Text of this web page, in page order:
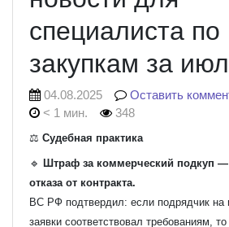
специалиста по
закупкам за
04.08.2025
Оставить
< 1 мин.
348
⚖️ Судебная практика
🔹 Штраф за коммерческий подкуп
отказа от контракта.
ВС РФ подтвердил: если подрядчик на
заявки соответствовал требованиям,